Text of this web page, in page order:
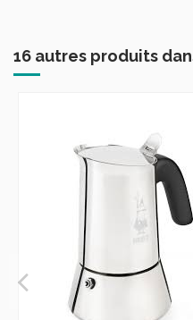
16 autres produits